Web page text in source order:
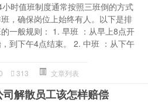
小时值班制度通常按照三班倒的方式
，确保岗位上始终有人。以下是排
一般规则： 1. 早班 ：从早上8点开
到下午4点结束。 2. 中班 ：从下午
313 文章列表
司解散员工该怎样赔偿